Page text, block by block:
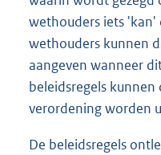
wethouders iets 'kan'
wethouders kunnen
aangeven wanneer
beleidsregels
verordening worden
De beleidsregels